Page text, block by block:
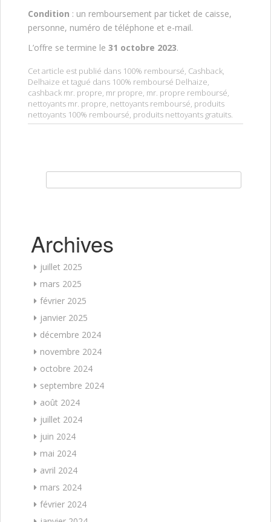
Condition : un remboursement par ticket de caisse,
personne, numéro de téléphone et e-mail.
L’offre se termine le 31 octobre 2023.
Cet article est publié dans 100% remboursé, Cashback,
Delhaize et tagué dans 100% remboursé Delhaize,
cashback mr. propre, mr propre, mr. propre remboursé,
nettoyants mr. propre, nettoyants remboursé, produits
nettoyants 100% remboursé, produits nettoyants gratuits.
Archives
juillet 2025
mars 2025
février 2025
janvier 2025
décembre 2024
novembre 2024
octobre 2024
septembre 2024
août 2024
juillet 2024
juin 2024
mai 2024
avril 2024
mars 2024
février 2024